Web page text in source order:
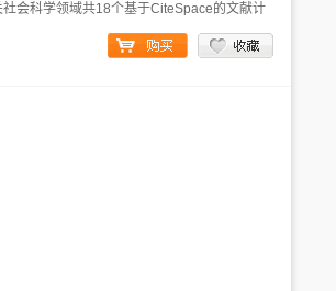
会科学领域共18个基于CiteSpace的文献计